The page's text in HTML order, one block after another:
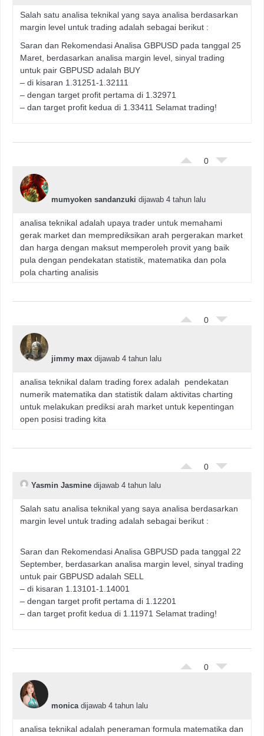
Salah satu analisa teknikal yang saya analisa berdasarkan
margin level untuk trading adalah sebagai berikut :
Saran dan Rekomendasi Analisa GBPUSD pada tanggal 25
Maret, berdasarkan analisa margin level, sinyal trading
untuk pair GBPUSD adalah BUY
– di kisaran 1.31251-1.32111
– dengan target profit pertama di 1.32971
– dan target profit kedua di 1.33411 Selamat trading!
0
mumyoken sandanzuki dijawab 4 tahun lalu
analisa teknikal adalah upaya trader untuk memahami
gerak market dan memprediksikan arah pergerakan market
dan harga dengan maksut memperoleh provit yang baik
pula dengan pendekatan statistik, matematika dan pola
pola charting analisis
0
jimmy max dijawab 4 tahun lalu
analisa teknikal dalam trading forex adalah pendekatan
numerik matematika dan statistik dalam aktivitas charting
untuk melakukan prediksi arah market untuk kepentingan
open posisi trading kita
0
Yasmin Jasmine dijawab 4 tahun lalu
Salah satu analisa teknikal yang saya analisa berdasarkan
margin level untuk trading adalah sebagai berikut :
Saran dan Rekomendasi Analisa GBPUSD pada tanggal 22
September, berdasarkan analisa margin level, sinyal trading
untuk pair GBPUSD adalah SELL
– di kisaran 1.13101-1.14001
– dengan target profit pertama di 1.12201
– dan target profit kedua di 1.11971 Selamat trading!
0
monicadijawab 4 tahun lalu
analisa teknikal adalah peneraman formula matematika dan